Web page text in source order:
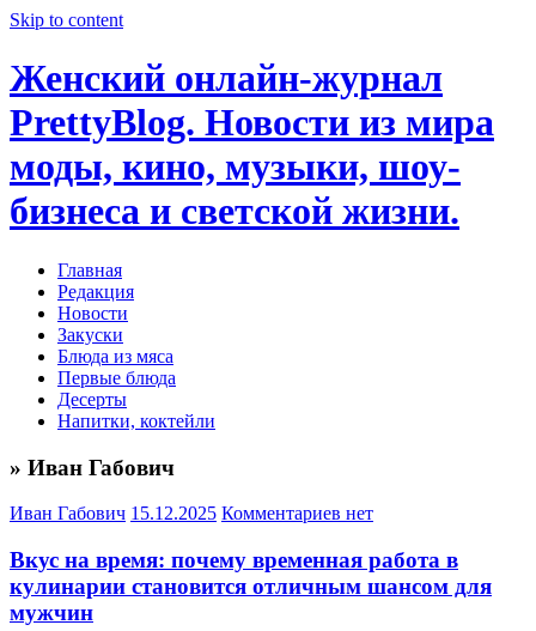
Skip to content
Женский онлайн-журнал
PrettyBlog. Новости из мира
моды, кино, музыки, шоу-
бизнеса и светской жизни.
Главная
Редакция
Новости
Закуски
Блюда из мяса
Первые блюда
Десерты
Напитки, коктейли
» Иван Габович
Иван Габович 15.12.2025 Комментариев нет
Вкус на время: почему временная работа в
кулинарии становится отличным шансом для
мужчин